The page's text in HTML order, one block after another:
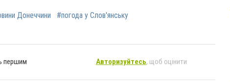
Донеччини
#погода у Слов'янську
першим Авторизуйтесь, щоб оцінити